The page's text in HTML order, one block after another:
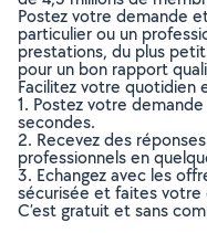
Postez votre demande
particulier ou un
prestations, du plus
pour un bon rapport
Facilitez votre quotidien
1. Postez votre
secondes.
2. Recevez des
professionnels en
3. Echangez avec les
sécurisée et faites votre
C’est gratuit et sans